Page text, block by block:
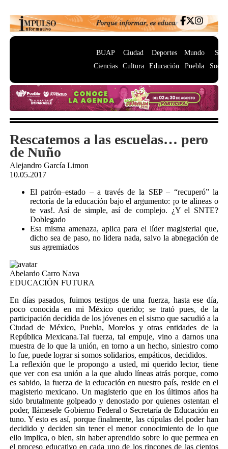
BUAP
Ciencias
Ciudad
Cultura
Deportes
Educación
Mundo
Puebla
Rescatemos a las escuelas… pero
de Nuño
Alejandro García Limon
10.05.2017
El patrón–estado – a través de la SEP – “recuperó” la
rectoría de la educación bajo el argumento: ¡o te alineas o
te vas!. Así de simple, así de complejo. ¿Y el SNTE?
Doblegado
Esa misma amenaza, aplica para el líder magisterial que,
dicho sea de paso, no lidera nada, salvo la abnegación de
sus agremiados
Abelardo Carro Nava
EDUCACIÓN FUTURA
En días pasados, fuimos testigos de una fuerza, hasta ese día,
poco conocida en mi México querido; se trató pues, de la
participación decidida de los jóvenes en el sismo que sacudió a la
Ciudad de México, Puebla, Morelos y otras entidades de la
República Mexicana.Tal fuerza, tal empuje, vino a darnos una
muestra de lo que la unión, en torno a un hecho, siniestro como
lo fue, puede lograr si somos solidarios, empáticos, decididos.
La reflexión que le propongo a usted, mi querido lector, tiene
que ver con esa unión a la que aludo líneas atrás porque, como
es sabido, la fuerza de la educación en nuestro país, reside en el
magisterio mexicano. Un magisterio que en los últimos años ha
sido brutalmente golpeado y denostado por quienes ostentan el
poder, llámesele Gobierno Federal o Secretaría de Educación en
tuno. Y esto es así, porque finalmente, las cúpulas del poder han
decidido y deciden sin tener el menor conocimiento de lo que
ello implica, o bien, sin haber aprendido sobre lo que permea en
el proceso educativo en cada uno de los rincones de las cientos